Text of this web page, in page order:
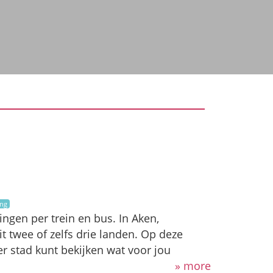
per trein en bus. In Aken,
twee of zelfs drie landen. Op deze
stad kunt bekijken wat voor jou
» more